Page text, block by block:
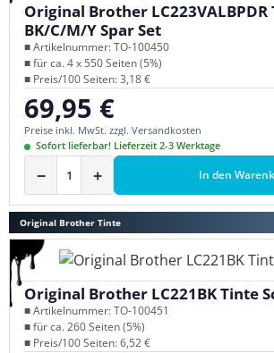
Original Brother LC223VALBPDR
BK/C/M/Y Spar Set
■ Artikelnummer: TO-100450
■ für ca. 4 x 550 Seiten (5%)
■ Preis/100 Seiten: 3,18 €
Regulärer Preis:
69,95 €
Preise inkl. MwSt. zzgl. Versandkosten
Sofort lieferbar! Lieferzeit 2-3 Werktage
− + In den
Original Brother Tinte
Original Brother LC221BK Tinte
■ Artikelnummer: TO-100451
■ für ca. 260 Seiten (5%)
■ Preis/100 Seiten: 6,52 €